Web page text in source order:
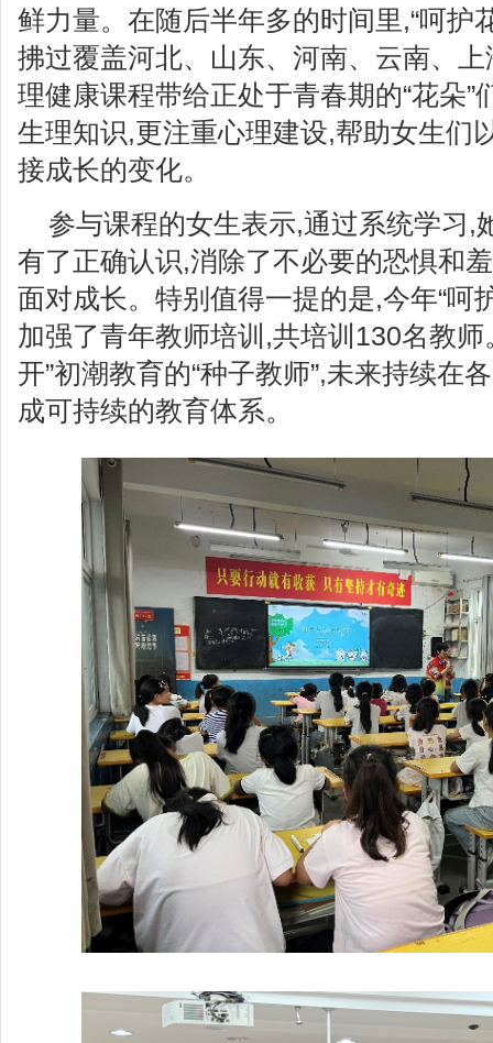
鲜力量。在随后半年多的时间里,“呵护
拂过覆盖河北、山东、河南、云南、
理健康课程带给正处于青春期的“花朵”
生理知识,更注重心理建设,帮助女生们
接成长的变化。
参与课程的女生表示,通过系统学习,
有了正确认识,消除了不必要的恐惧和
面对成长。特别值得一提的是,今年“呵
加强了青年教师培训,共培训130名教师
开”初潮教育的“种子教师”,未来持续在
成可持续的教育体系。